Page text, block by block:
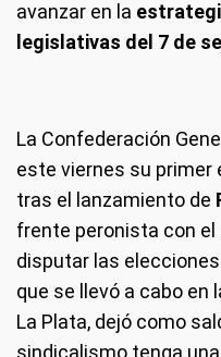
avanzar en la
legislativas del 7 de
La Confederación
este viernes su
tras el lanzamiento de
frente peronista con el
disputar las
que se llevó a cabo en
La Plata, dejó como
sindicalismo tenga